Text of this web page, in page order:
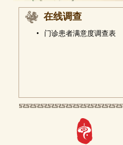
在线调查
• 门诊患者满意度调查表